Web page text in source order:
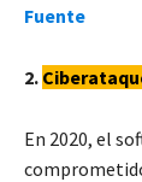
Fuente
2.
En 2020, el